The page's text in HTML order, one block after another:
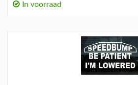
In voorraad